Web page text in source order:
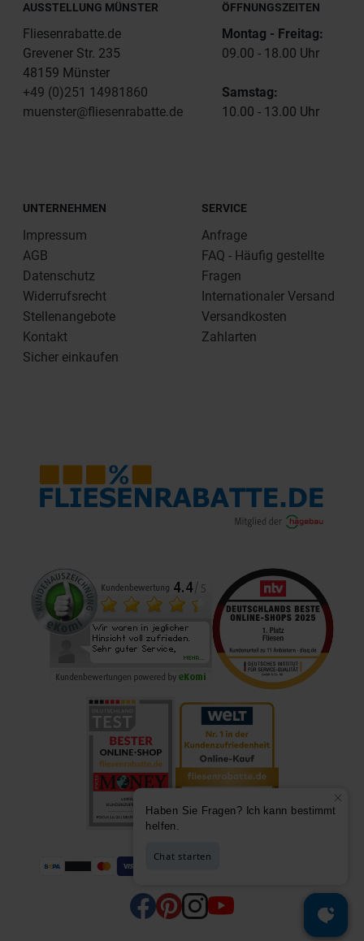
AUSSTELLUNG MÜNSTER
Fliesenrabatte.de
Grevener Str. 235
48159 Münster
+49 (0)251 14981860
muenster@fliesenrabatte.de
ÖFFNUNGSZEITEN
Montag - Freitag:
09.00 - 18.00 Uhr
Samstag:
10.00 - 13.00 Uhr
UNTERNEHMEN
Impressum
AGB
Datenschutz
Widerrufsrecht
Stellenangebote
Kontakt
Sicher einkaufen
SERVICE
Anfrage
FAQ - Häufig gestellte
Fragen
Internationaler Versand
Versandkosten
Zahlarten